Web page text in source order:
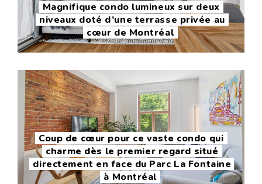
Magnifique condo lumineux sur deux
niveaux doté d’une terrasse privée au
cœur de Montréal
Coup de cœur pour ce vaste condo qui
charme dès le premier regard situé
directement en face du Parc La Fontaine
à Montréal